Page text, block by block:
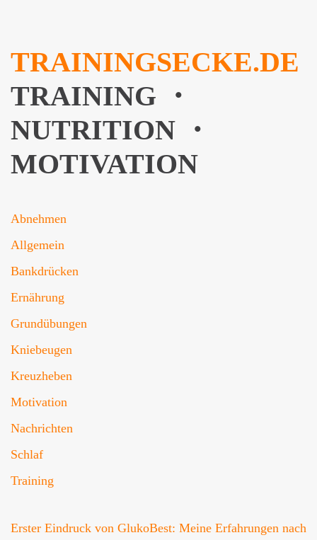
TRAININGSECKE.DE
TRAINING ・
NUTRITION ・
MOTIVATION
Abnehmen
Allgemein
Bankdrücken
Ernährung
Grundübungen
Kniebeugen
Kreuzheben
Motivation
Nachrichten
Schlaf
Training
Erster Eindruck von GlukoBest: Meine Erfahrungen nach